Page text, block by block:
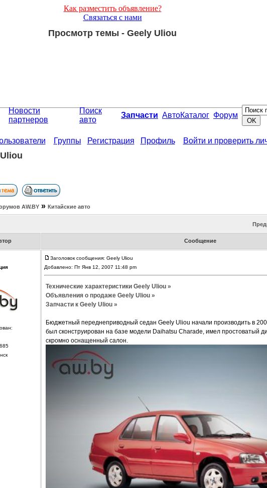
Как разместить объявление?
Связаться с нами
Просмотр темы - Geely Uliou
Новости
партнеров
Поиск
авто
Запчасти АвтоКаталог Форум
Группы Регистрация Профиль Войти и проверить
АW.BY» Китайские авто
Сообщение
Заголовок сообщения: Geely Uliou
Добавлено: Пт Янв 12, 2007 11:48 pm
Технические характеристики Geely Uliou »
Объявления о продаже Geely Uliou »
Запчасти к Geely Uliou »
Бюджетный переднеприводный седан Geely Uliou начали производить в
был сконструирован на базе модели Daihatsu Charade, имел простоватый
скромно оснащенный салон.